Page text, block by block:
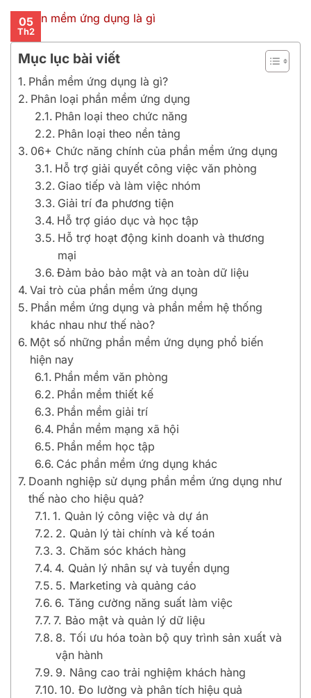
05
Th2
Mục lục bài viết
Phần mềm ứng dụng là gì?
Phân loại phần mềm ứng dụng
Phân loại theo chức năng
Phân loại theo nền tảng
06+ Chức năng chính của phần mềm ứng dụng
Hỗ trợ giải quyết công việc văn phòng
Giao tiếp và làm việc nhóm
Giải trí đa phương tiện
Hỗ trợ giáo dục và học tập
Hỗ trợ hoạt động kinh doanh và thương
mại
Đảm bảo bảo mật và an toàn dữ liệu
Vai trò của phần mềm ứng dụng
Phần mềm ứng dụng và phần mềm hệ thống
khác nhau như thế nào?
Một số những phần mềm ứng dụng phổ biến
hiện nay
Phần mềm văn phòng
Phần mềm thiết kế
Phần mềm giải trí
Phần mềm mạng xã hội
Phần mềm học tập
Các phần mềm ứng dụng khác
Doanh nghiệp sử dụng phần mềm ứng dụng như
thế nào cho hiệu quả?
1. Quản lý công việc và dự án
2. Quản lý tài chính và kế toán
3. Chăm sóc khách hàng
4. Quản lý nhân sự và tuyển dụng
5. Marketing và quảng cáo
6. Tăng cường năng suất làm việc
7. Bảo mật và quản lý dữ liệu
8. Tối ưu hóa toàn bộ quy trình sản xuất và
vận hành
9. Nâng cao trải nghiệm khách hàng
10. Đo lường và phân tích hiệu quả